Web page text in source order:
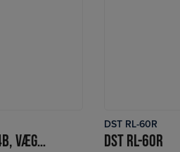
DST HYGROSTAT EH4B, VÆG/KANAL
DST RL-60R
DST RL-60R